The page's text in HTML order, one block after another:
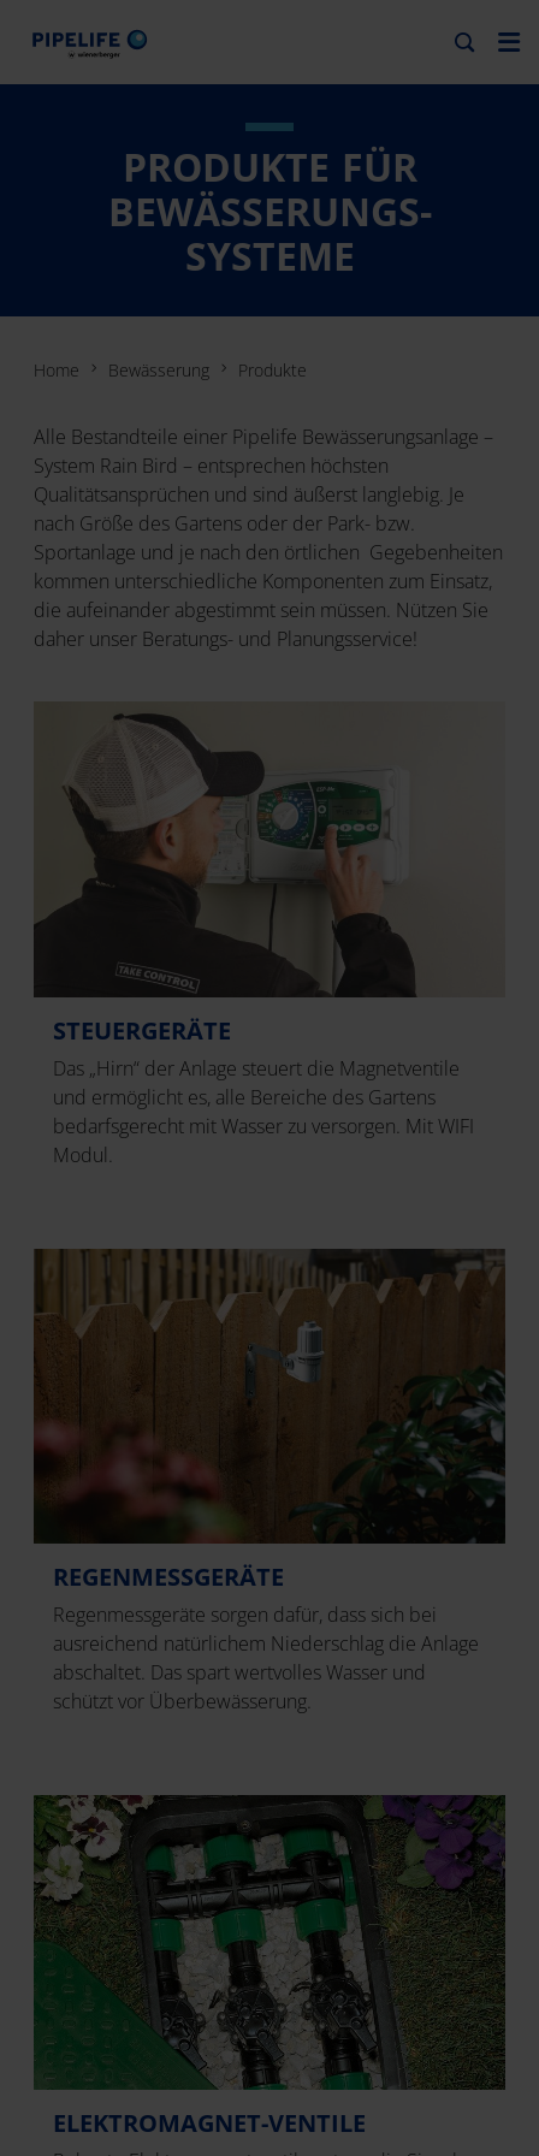
PRODUKTE FÜR
BEWÄSSERUNGS-
SYSTEME
Home Bewässerung Produkte
Alle Bestandteile einer Pipelife Bewässerungsanlage –
System Rain Bird – entsprechen höchsten
Qualitätsansprüchen und sind äußerst langlebig. Je
nach Größe des Gartens oder der Park- bzw.
Sportanlage und je nach den örtlichen Gegebenheiten
kommen unterschiedliche Komponenten zum Einsatz,
die aufeinander abgestimmt sein müssen. Nützen Sie
daher unser Beratungs- und Planungsservice!
STEUERGERÄTE
Das „Hirn“ der Anlage steuert die Magnetventile
und ermöglicht es, alle Bereiche des Gartens
bedarfsgerecht mit Wasser zu versorgen. Mit WIFI
Modul.
REGENMESSGERÄTE
Regenmessgeräte sorgen dafür, dass sich bei
ausreichend natürlichem Niederschlag die Anlage
abschaltet. Das spart wertvolles Wasser und
schützt vor Überbewässerung.
ELEKTROMAGNET-VENTILE